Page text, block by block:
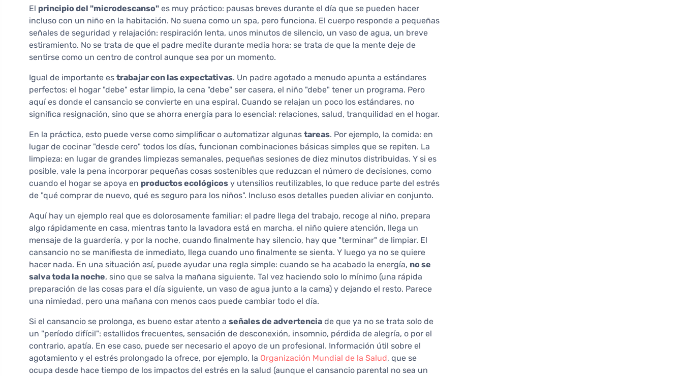
El principio del "microdescanso" es muy práctico: pausas breves durante el día que se pueden hacer
incluso con un niño en la habitación. No suena como un spa, pero funciona. El cuerpo responde a pequeñas
señales de seguridad y relajación: respiración lenta, unos minutos de silencio, un vaso de agua, un breve
estiramiento. No se trata de que el padre medite durante media hora; se trata de que la mente deje de
sentirse como un centro de control aunque sea por un momento.
Igual de importante es trabajar con las expectativas. Un padre agotado a menudo apunta a estándares
perfectos: el hogar "debe" estar limpio, la cena "debe" ser casera, el niño "debe" tener un programa. Pero
aquí es donde el cansancio se convierte en una espiral. Cuando se relajan un poco los estándares, no
significa resignación, sino que se ahorra energía para lo esencial: relaciones, salud, tranquilidad en el hogar.
En la práctica, esto puede verse como simplificar o automatizar algunas tareas. Por ejemplo, la comida: en
lugar de cocinar "desde cero" todos los días, funcionan combinaciones básicas simples que se repiten. La
limpieza: en lugar de grandes limpiezas semanales, pequeñas sesiones de diez minutos distribuidas. Y si es
posible, vale la pena incorporar pequeñas cosas sostenibles que reduzcan el número de decisiones, como
cuando el hogar se apoya en productos ecológicos y utensilios reutilizables, lo que reduce parte del estrés
de "qué comprar de nuevo, qué es seguro para los niños". Incluso esos detalles pueden aliviar en conjunto.
Aquí hay un ejemplo real que es dolorosamente familiar: el padre llega del trabajo, recoge al niño, prepara
algo rápidamente en casa, mientras tanto la lavadora está en marcha, el niño quiere atención, llega un
mensaje de la guardería, y por la noche, cuando finalmente hay silencio, hay que "terminar" de limpiar. El
cansancio no se manifiesta de inmediato, llega cuando uno finalmente se sienta. Y luego ya no se quiere
hacer nada. En una situación así, puede ayudar una regla simple: cuando se ha acabado la energía, no se
salva toda la noche, sino que se salva la mañana siguiente. Tal vez haciendo solo lo mínimo (una rápida
preparación de las cosas para el día siguiente, un vaso de agua junto a la cama) y dejando el resto. Parece
una nimiedad, pero una mañana con menos caos puede cambiar todo el día.
Si el cansancio se prolonga, es bueno estar atento a señales de advertencia de que ya no se trata solo de
un "período difícil": estallidos frecuentes, sensación de desconexión, insomnio, pérdida de alegría, o por el
contrario, apatía. En ese caso, puede ser necesario el apoyo de un profesional. Información útil sobre el
agotamiento y el estrés prolongado la ofrece, por ejemplo, la Organización Mundial de la Salud, que se
ocupa desde hace tiempo de los impactos del estrés en la salud (aunque el cansancio parental no sea un